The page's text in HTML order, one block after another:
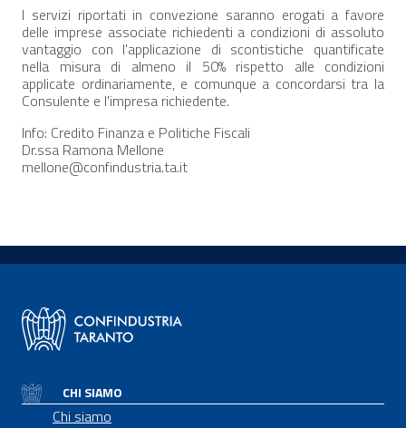
I servizi riportati in convezione saranno erogati a favore
delle imprese associate richiedenti a condizioni di assoluto
vantaggio con l'applicazione di scontistiche quantificate
nella misura di almeno il 50% rispetto alle condizioni
applicate ordinariamente, e comunque a concordarsi tra la
Consulente e l'impresa richiedente.
Info: Credito Finanza e Politiche Fiscali
Dr.ssa Ramona Mellone
mellone@confindustria.ta.it
CHI SIAMO
Chi siamo